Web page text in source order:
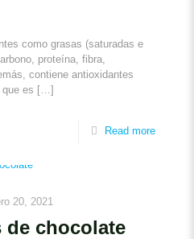
como grasas (saturadas e
proteína, fibra,
contiene antioxidantes
es […]
Read more
20, 2021
de chocolate